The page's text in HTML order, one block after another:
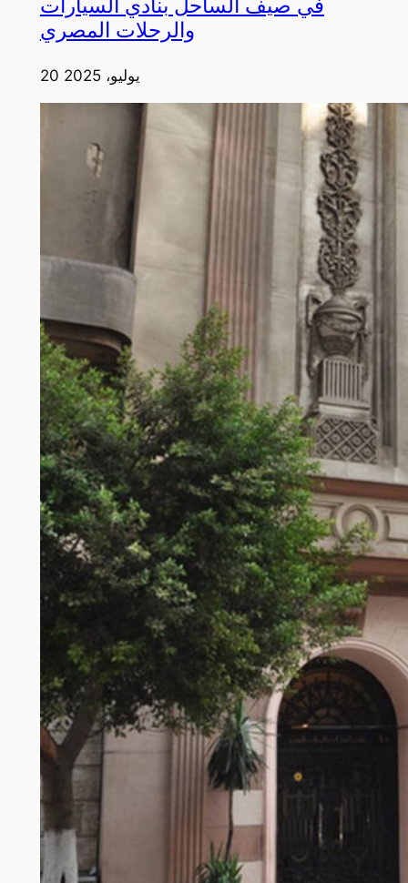
في صيف الساحل بنادي السيارات
والرحلات المصري
20 يوليو، 2025